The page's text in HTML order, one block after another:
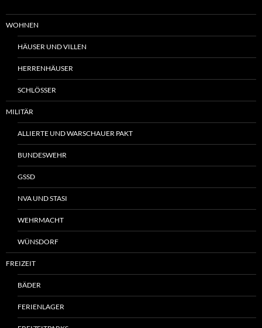
WOHNEN
HÄUSER UND VILLEN
HERRENHÄUSER
SCHLÖSSER
MILITÄR
ALLIERTE UND WARSCHAUER PAKT
BUNDESWEHR
GSSD
NVA UND STASI
WEHRMACHT
WÜNSDORF
FREIZEIT
BÄDER
FERIENLAGER